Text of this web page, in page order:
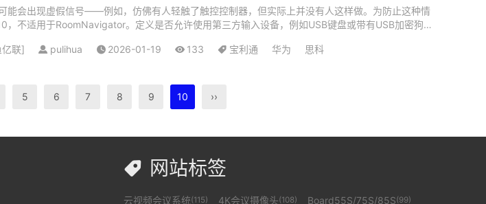
能会出现虚假信号——例如，仿佛有人轻触了触控控制器，但实际上并没有人这样做。为防止这种情
不适用于RoomNavigator。定义是否允许使用第三方输入设备，例如USB键盘或带有USB加密狗的
联] pulihua 2026-01-19 133 宝利通 华为 思科
5 6 7 8 9 10 ››
 网站标签
云视频会议系统(115) 4K会议摄像头(108) Board55S/75S/85S(99)